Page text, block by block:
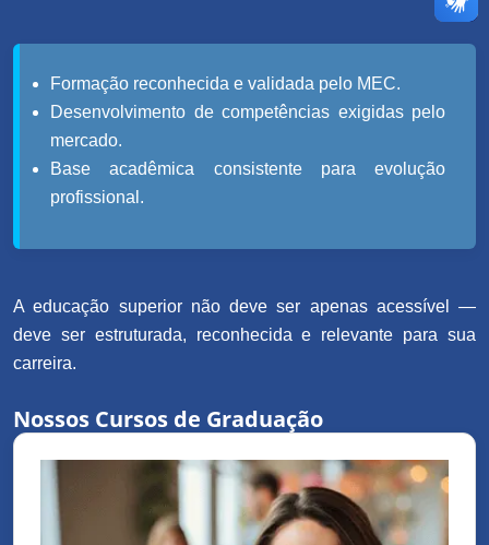
Formação reconhecida e validada pelo MEC.
Desenvolvimento de competências exigidas pelo
mercado.
Base acadêmica consistente para evolução
profissional.
A educação superior não deve ser apenas acessível —
deve ser estruturada, reconhecida e relevante para sua
carreira.
Nossos Cursos de Graduação